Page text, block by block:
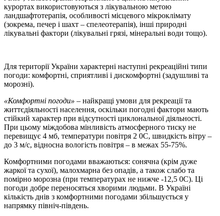
курортах використовуються з лікувальною метою
ландшафтотерапія, особливості місцевого мікроклімату
(зокрема, печер і шахт – спелеотерапія), інші природні
лікувальні фактори (лікувальні грязі, мінеральні води тощо).
Для території України характерні наступні рекреаційні типи
погоди: комфортні, сприятливі і дискомфортні (задушливі та
морозні).
«Комфортні погоди» – найкращі умови для рекреації та
життєдіяльності населення, оскільки погодні фактори мають
стійкий характер при відсутності циклональної діяльності.
При цьому міждобова мінливість атмосферного тиску не
перевищує 4 мб, температури повітря 2 0С, швидкість вітру –
до 3 м/с, відносна вологість повітря – в межах 55-75%.
Комфортними погодами вважаються: сонячна (крім дуже
жаркої та сухої), малохмарна без опадів, а також слабо та
помірно морозна (при температурах не нижче -12,5 0С). Ці
погоди добре переносяться хворими людьми. В Україні
кількість днів з комфортними погодами збільшується у
напрямку північ-південь.